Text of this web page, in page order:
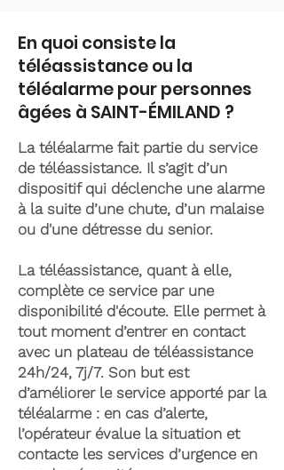
En quoi consiste la
téléassistance ou la
téléalarme pour personnes
âgées à SAINT-ÉMILAND ?
La téléalarme fait partie du service
de téléassistance. Il s’agit d’un
dispositif qui déclenche une alarme
à la suite d’une chute, d’un malaise
ou d'une détresse du senior.
La téléassistance, quant à elle,
complète ce service par une
disponibilité d'écoute. Elle permet à
tout moment d’entrer en contact
avec un plateau de téléassistance
24h/24, 7j/7. Son but est
d’améliorer le service apporté par la
téléalarme : en cas d’alerte,
l’opérateur évalue la situation et
contacte les services d’urgence en